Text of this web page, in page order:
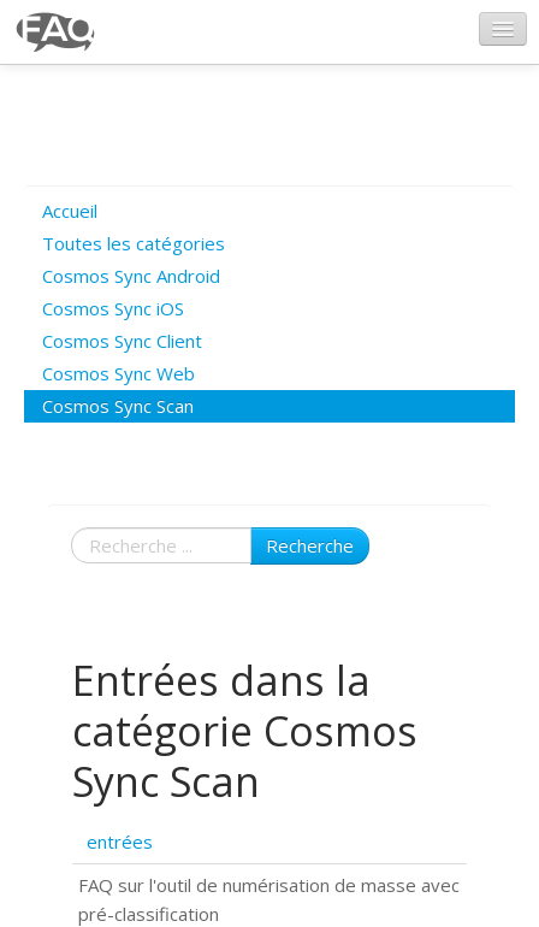
Poser une question
Questions ouvertes
Connexion
Accueil
Toutes les catégories
Cosmos Sync Android
Cosmos Sync iOS
Cosmos Sync Client
Cosmos Sync Web
Cosmos Sync Scan
Recherche
Entrées dans la
catégorie Cosmos
Sync Scan
entrées
FAQ sur l'outil de numérisation de masse avec
pré-classification